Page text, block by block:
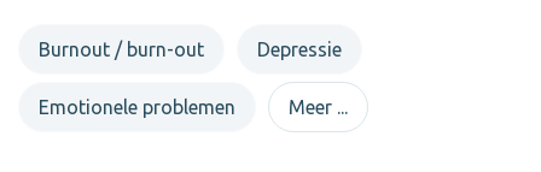
Burnout / burn-out Depressie
Emotionele problemen Meer ...